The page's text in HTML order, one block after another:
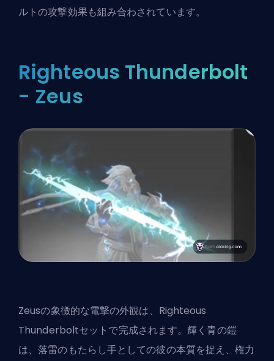
ルトの攻撃効果も組み合わされています。
Righteous Thunderbolt
- Zeus
Zeusの象徴的な電撃の外観は、Righteous
Thunderboltセットで完成されます。輝く青の鎧
は、落雷のもたらし手としての彼の本質を捉え、権力